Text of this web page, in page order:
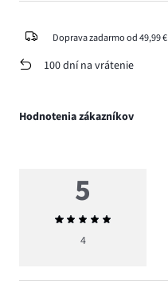
Doprava zadarmo od 49,99 €
100 dní na vrátenie
Hodnotenia zákazníkov
5
Priemerné
hodnotenie
4